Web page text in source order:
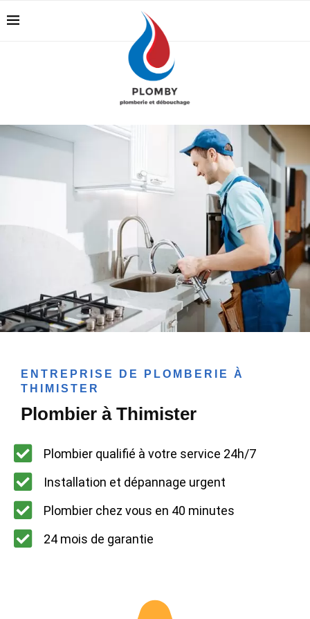
ENTREPRISE DE PLOMBERIE À
THIMISTER
Plombier à Thimister
Plombier qualifié à votre service 24h/7
Installation et dépannage urgent
Plombier chez vous en 40 minutes
24 mois de garantie